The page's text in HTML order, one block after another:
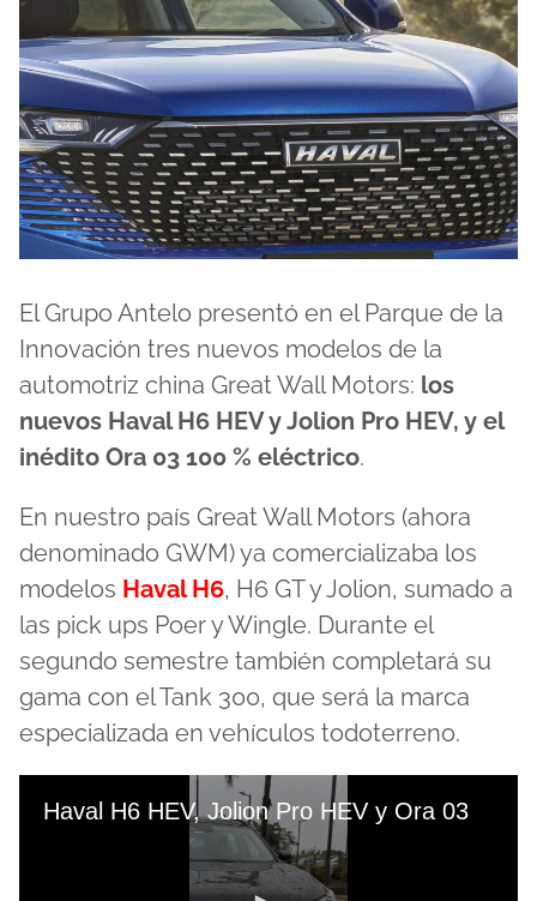
El Grupo Antelo presentó en el Parque de la
Innovación tres nuevos modelos de la
automotriz china Great Wall Motors: los
nuevos Haval H6 HEV y Jolion Pro HEV, y el
inédito Ora 03 100 % eléctrico.
En nuestro país Great Wall Motors (ahora
denominado GWM) ya comercializaba los
modelos Haval H6, H6 GT y Jolion, sumado a
las pick ups Poer y Wingle. Durante el
segundo semestre también completará su
gama con el Tank 300, que será la marca
especializada en vehículos todoterreno.
Haval H6 HEV, Jolion Pro HEV y Ora 03